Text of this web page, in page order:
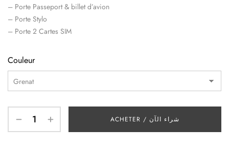
– Porte Passeport & billet d’avion
– Porte Stylo
– Porte 2 Cartes SIM
Couleur
ACHETER / شراء الآن